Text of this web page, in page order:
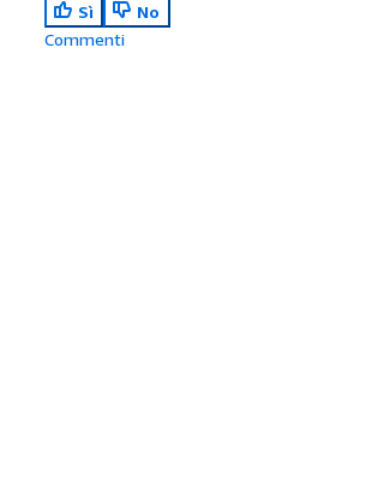
Sì
No
Commenti